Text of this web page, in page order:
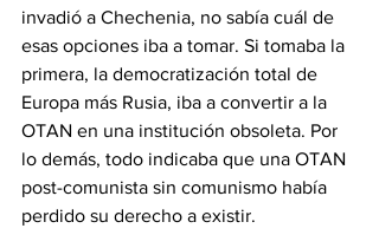
invadió a Chechenia, no sabía cuál de
esas opciones iba a tomar. Si tomaba la
primera, la democratización total de
Europa más Rusia, iba a convertir a la
OTAN en una institución obsoleta. Por
lo demás, todo indicaba que una OTAN
post-comunista sin comunismo había
perdido su derecho a existir.